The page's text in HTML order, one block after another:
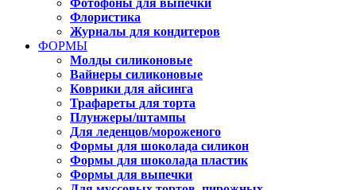
Фотофоны для выпечки
Флористика
Журналы для кондитеров
ФОРМЫ
Молды силиконовые
Вайнеры силиконовые
Коврики для айсинга
Трафареты для торта
Плунжеры/штампы
Для леденцов/мороженого
Формы для шоколада силикон
Формы для шоколада пластик
Формы для выпечки